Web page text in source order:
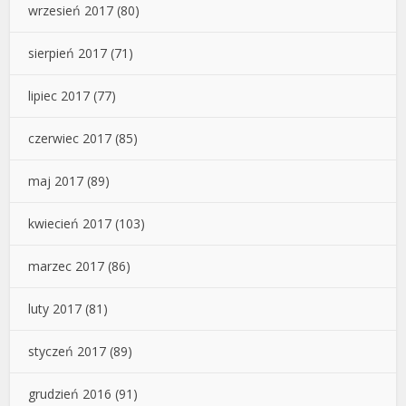
wrzesień 2017 (80)
sierpień 2017 (71)
lipiec 2017 (77)
czerwiec 2017 (85)
maj 2017 (89)
kwiecień 2017 (103)
marzec 2017 (86)
luty 2017 (81)
styczeń 2017 (89)
grudzień 2016 (91)